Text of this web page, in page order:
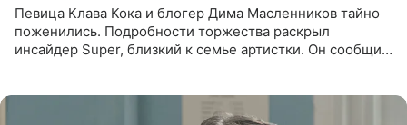
Певица Клава Кока и блогер Дима Масленников тайно
поженились. Подробности торжества раскрыл
инсайдер Super, близкий к семье артистки. Он сообщил,